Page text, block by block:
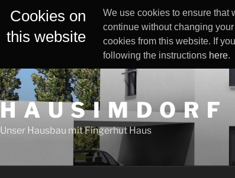
Cookies on
this website
We use cookies to ensure that
continue without changing
cookies from this website. If
following the instructions here.
H A U S I M D O R F
Unser Hausbau mit Fingerhut Haus